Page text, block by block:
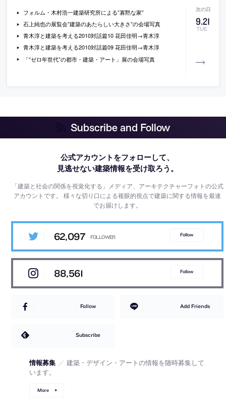
9.21
TUE
フォルム・木村浩一建築研究所による”寡黙な家”
石上純也の展覧会”建築のあたらしい大きさ”の会場写真
青木淳と建築を考える2010対話篇10 花田佳明→青木淳
青木淳と建築を考える2010対話篇09 花田佳明→青木淳
「”ゼロ年世代”の都市・建築・アート」展の会場写真
Subscribe and Follow
公式アカウントをフォローして、
見逃せない建築情報を受け取ろう。
「建築と社会の関係を視覚化する」メディア、アーキテクチャーフォトの公式
アカウントです。様々な切り口による複眼的視点で建築に関する情報を最速
でお届けします。
62,097 Follow
88,561 Follow
Follow Add Friends
Subscribe
情報募集 ／ 建築・デザイン・アートの情報を随時募集して
います。
More